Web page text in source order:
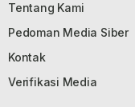
Tentang Kami
Pedoman Media Siber
Kontak
Verifikasi Media